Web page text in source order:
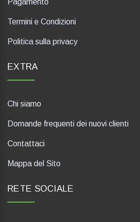
Pagamento
Termini e Condizioni
Politica sulla privacy
EXTRA
Chi siamo
Domande frequenti dei nuovi clienti
Contattaci
Mappa del Sito
RETE SOCIALE